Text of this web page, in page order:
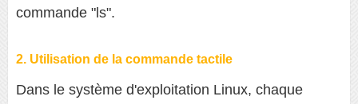
commande "ls".
2. Utilisation de la commande tactile
Dans le système d'exploitation Linux, chaque